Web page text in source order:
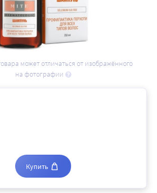
может отличаться от изображённого
на фотографии
Купить